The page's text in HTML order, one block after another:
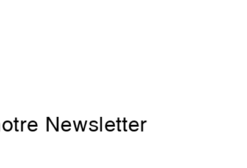
Newsletter